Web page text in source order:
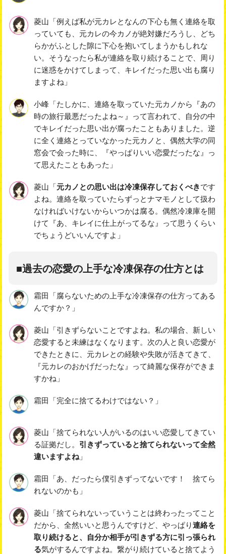
菱山「例えば私が元カレとなんの下心も無く連絡を取
っていても、元カレの今カノが絶対嫌だろうし、どち
らかがふとした隙に下心を抱いてしまうかもしれな
い。そうなったら私が連絡を取り続けることで、周り
に迷惑をかけてしまって、キレイだった思い出も腐り
ますよね」
小峰「たしかに、連絡を取っていた元カノから『あの
時の旅行最悪だったよね～』って言われて、自分の中
でキレイだった思い出が腐ったこともありました。逆
に全く連絡とっていなかった元カノと、偶然大学の同
窓会で会った時に、『やっぱりいい恋愛だったな』っ
て思えたこともあった」
菱山「元カノとの思い出は冷凍保存しておくべきです
よね。連絡を取っていたらずっとナマモノとして扱わ
なければいけないからいつかは腐る。偶然冷凍庫を開
けて『あ、キレイに仕上がってるな』って思うくらい
でちょうどいいんですよ」
■過去の恋愛の上手な冷凍保存の仕方とは
霜田「腐らないための上手な冷凍保存の仕方ってある
んですか？」
菱山「引きずらないことですよね。私の場合、新しい
恋愛すると未練はなくなります。次の人と良い恋愛が
できたときに、元カレとの経験や失敗が活きてきて、
『元カレのおかげだったな』って綺麗な保存ができま
すかね」
霜田「完全に捨てるわけではない？」
菱山「捨てられない人がいるのはいい恋愛してきてい
る証拠だし。 引きずっていると捨てられないって全然
違いますよね 」
霜田「あ、だったら僕引きずってないです！ 捨てら
れないのかも」
菱山「捨てられないっていうことは終わったってこと
だから、全然いいと思うんですけど、やっぱり連絡を
取り続けると、自分か相手が引きずる方に引っ張られ
る気がするんですよね。繋がり続けていると捨てよう